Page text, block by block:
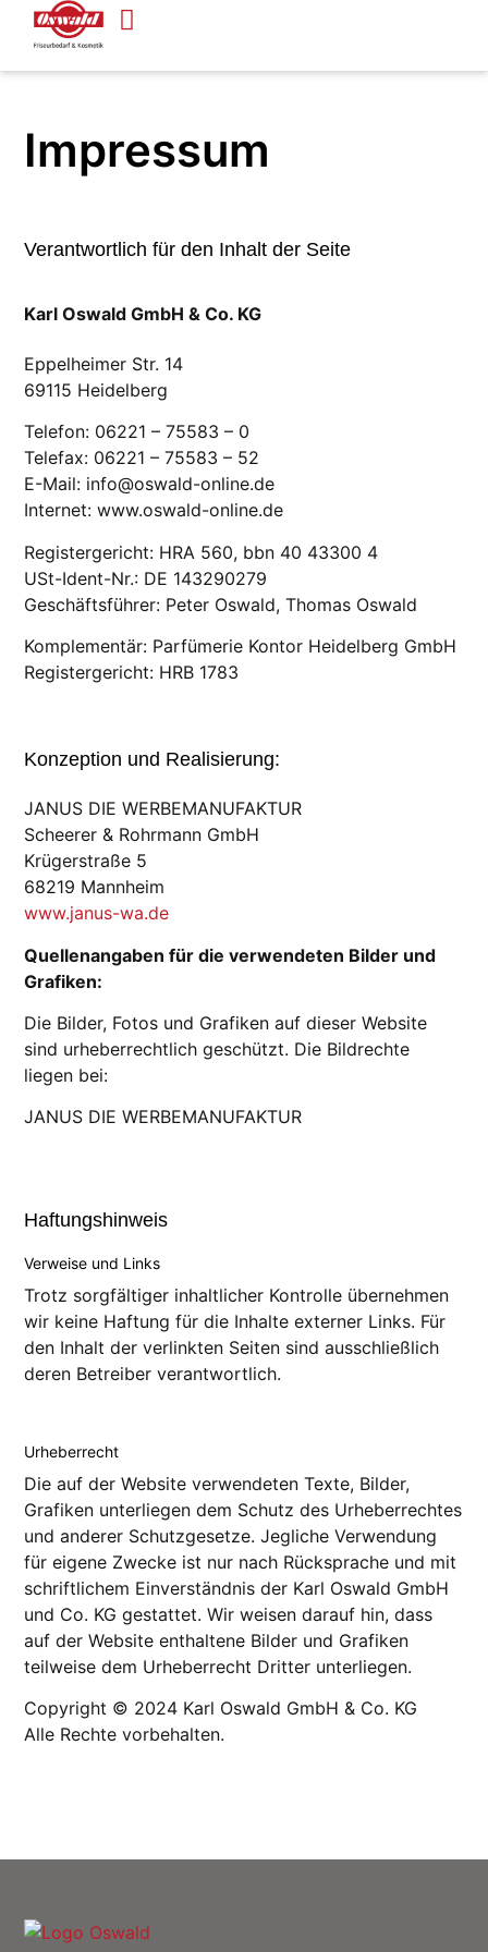
Impressum
Verantwortlich für den Inhalt der Seite
Karl Oswald GmbH & Co. KG
Eppelheimer Str. 14
69115 Heidelberg
Telefon: 06221 – 75583 – 0
Telefax: 06221 – 75583 – 52
E-Mail: info@oswald-online.de
Internet: www.oswald-online.de
Registergericht: HRA 560, bbn 40 43300 4
USt-Ident-Nr.: DE 143290279
Geschäftsführer: Peter Oswald, Thomas Oswald
Komplementär: Parfümerie Kontor Heidelberg GmbH
Registergericht: HRB 1783
Konzeption und Realisierung:
JANUS DIE WERBEMANUFAKTUR
Scheerer & Rohrmann GmbH
Krügerstraße 5
68219 Mannheim
www.janus-wa.de
Quellenangaben für die verwendeten Bilder und
Grafiken:
Die Bilder, Fotos und Grafiken auf dieser Website
sind urheberrechtlich geschützt. Die Bildrechte
liegen bei:
JANUS DIE WERBEMANUFAKTUR
Haftungshinweis​
Verweise und Links
Trotz sorgfältiger inhaltlicher Kontrolle übernehmen
wir keine Haftung für die Inhalte externer Links. Für
den Inhalt der verlinkten Seiten sind ausschließlich
deren Betreiber verantwortlich.
Urheberrecht
Die auf der Website verwendeten Texte, Bilder,
Grafiken unterliegen dem Schutz des Urheberrechtes
und anderer Schutzgesetze. Jegliche Verwendung
für eigene Zwecke ist nur nach Rücksprache und mit
schriftlichem Einverständnis der Karl Oswald GmbH
und Co. KG gestattet. Wir weisen darauf hin, dass
auf der Website enthaltene Bilder und Grafiken
teilweise dem Urheberrecht Dritter unterliegen.
Copyright © 2024 Karl Oswald GmbH & Co. KG
Alle Rechte vorbehalten.